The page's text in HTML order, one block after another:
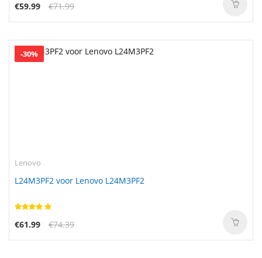
€59.99 €71.99
-30%
Lenovo
L24M3PF2 voor Lenovo L24M3PF2
€61.99 €74.39